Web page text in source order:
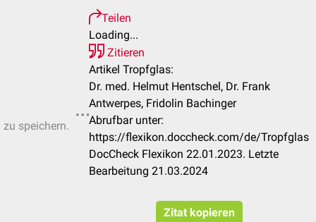
speichern.
Teilen
Loading...
Zitieren
Artikel Tropfglas:
Dr. med. Helmut Hentschel, Dr. Frank
Antwerpes, Fridolin Bachinger
Abrufbar unter:
https://flexikon.doccheck.com/de/Tropfglas
DocCheck Flexikon 22.01.2023. Letzte
Bearbeitung 21.03.2024
Zitat kopieren